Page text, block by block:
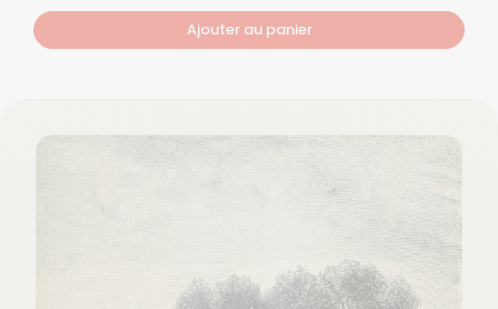
Ajouter au panier